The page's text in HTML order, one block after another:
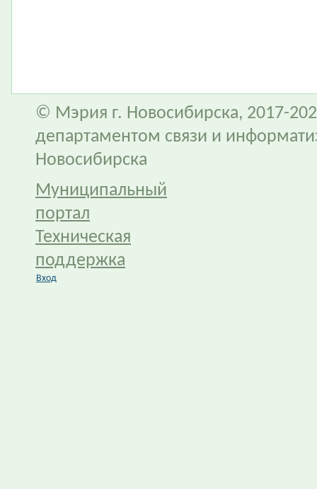
© Мэрия г. Новосибирска, 2017-
департаментом связи и
Новосибирска
Муниципальный
портал
Техническая
поддержка
Вход